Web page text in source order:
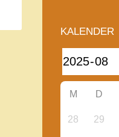
KALENDER
M D
28 29